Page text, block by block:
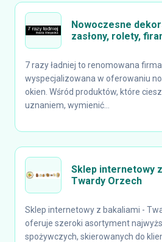
Nowoczesne
zasłony, rolety,
7 razy ładniej to renomowana
wyspecjalizowana w oferowaniu
okien. Wśród produktów, które
uznaniem, wymienić...
Sklep internetowy
Twardy Orzech
Sklep internetowy z bakaliami -
oferuje szeroki asortyment
spożywczych, skierowanych do